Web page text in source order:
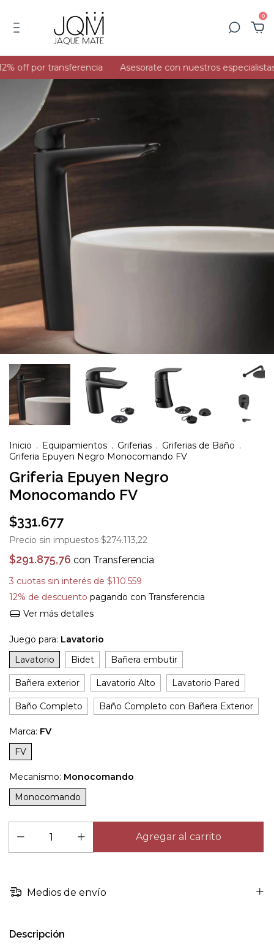
0
off por transferencia Asesorate con nuestros especialistas
Inicio . Equipamientos . Griferias . Griferias de Baño .
Griferia Epuyen Negro Monocomando FV
Griferia Epuyen Negro
Monocomando FV
$331.677
Precio sin impuestos $274.113,22
$291.875,76 con Transferencia
3 cuotas sin interés de $110.559
12% de descuento pagando con Transferencia
Ver más detalles
Juego para: Lavatorio
Lavatorio
Bidet Bañera embutir
Bañera exterior Lavatorio Alto Lavatorio Pared
Baño Completo Baño Completo con Bañera Exterior
Marca: FV
FV
Mecanismo: Monocomando
Monocomando
Medios de envío
Descripción